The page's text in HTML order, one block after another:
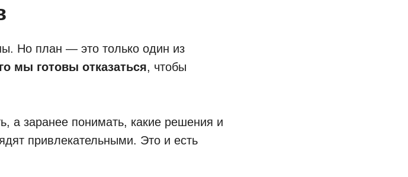
Но план — это только один из
мы готовы отказаться, чтобы
а заранее понимать, какие решения и
привлекательными. Это и есть